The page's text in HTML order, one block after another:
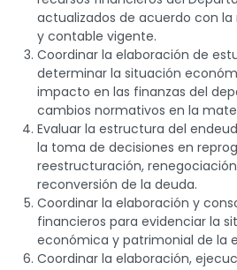
actualizados de acuerdo con
y contable vigente.
Coordinar la elaboración de
determinar la situación
impacto en las finanzas del
cambios normativos en la
Evaluar la estructura del
la toma de decisiones en
reestructuración,
reconversión de la deuda.
Coordinar la elaboración y
financieros para evidenciar la
económica y patrimonial de la
Coordinar la elaboración,